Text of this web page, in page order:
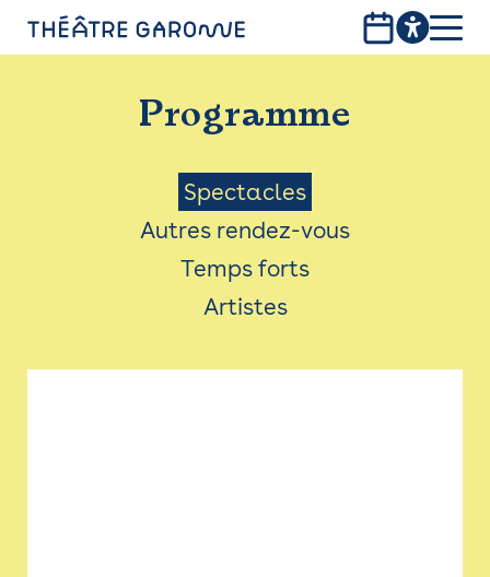
PROGRAMME
INFOS PRATIQUES
AVEC LES PUBLICS
ACCESSIBILITÉ
LES PRODUCTIONS
Programme
Menu
Saison
Spectacles
Autres rendez-vous
Temps forts
Artistes